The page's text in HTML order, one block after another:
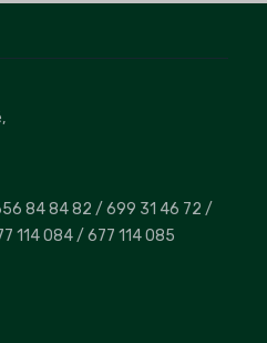
84 84 82 / 699 31 46 72 /
114 084 / 677 114 085